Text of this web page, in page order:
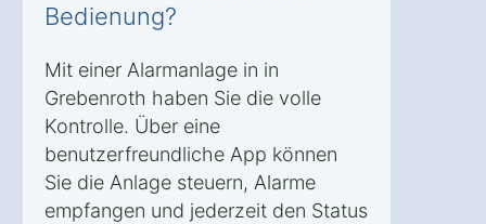
Bedienung?
Mit einer Alarmanlage in in
Grebenroth haben Sie die volle
Kontrolle. Über eine
benutzerfreundliche App können
Sie die Anlage steuern, Alarme
empfangen und jederzeit den Status